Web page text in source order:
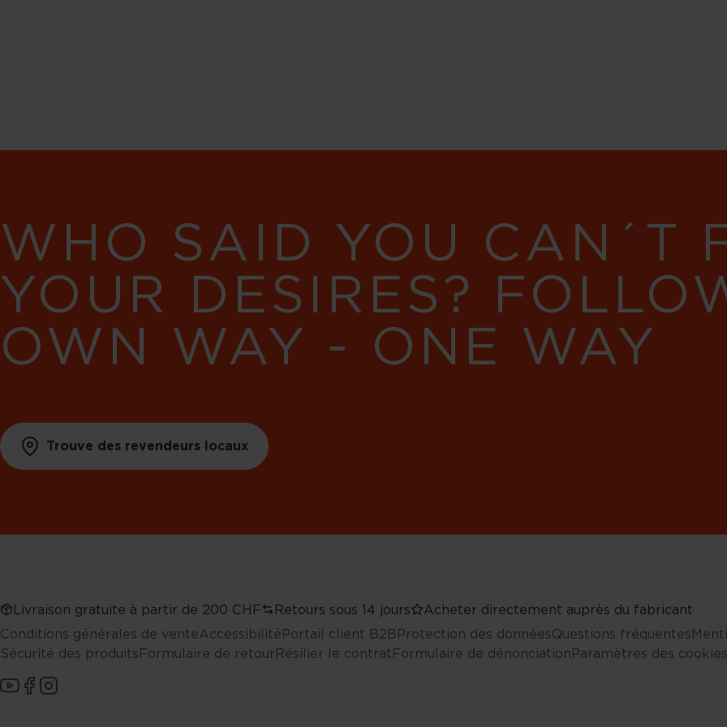
WHO SAID YOU CAN´T
YOUR DESIRES?
OWN WAY - ONE WAY
Trouve des revendeurs locaux
Livraison gratuite à partir de 200 CHF Retours sous 14 jours
Acheter directement auprès du fabricant
Conditions générales de venteAccessibilitéPortail client B2BProtection des donnéesQuestions fréquentes
Sécurité des produitsFormulaire de retourRésilier le contratFormulaire de dénonciationParamètres des cookies